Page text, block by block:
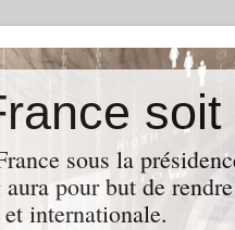
soit
sous la
pour but de
internationale.